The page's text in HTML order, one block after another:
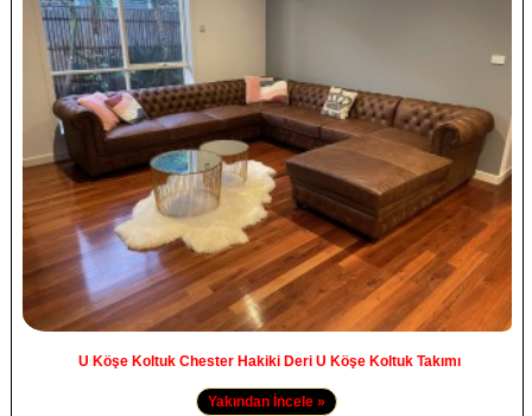
U Köşe Koltuk Chester Hakiki Deri U Köşe Koltuk Takımı
Yakından İncele »